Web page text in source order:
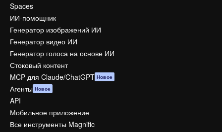
Spaces
ИИ-помощник
Генератор изображений ИИ
Генератор видео ИИ
Генератор голоса на основе ИИ
Стоковый контент
MCP для Claude/ChatGPT Новое
Агенты Новое
API
Мобильное приложение
Все инструменты Magnific